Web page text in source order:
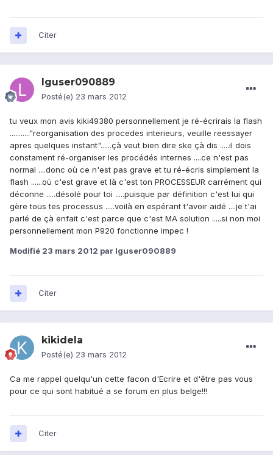
Citer
lguser090889
Posté(e) 23 mars 2012
tu veux mon avis kiki49380 personnellement je ré-écrirais la flash
..........."reorganisation des procedes interieurs, veuille reessayer
apres quelques instant"......çà veut bien dire ske çà dis .....il dois
constament ré-organiser les procédés internes ....ce n'est pas
normal ....donc où ce n'est pas grave et tu ré-écris simplement la
flash ......où c'est grave et là c'est ton PROCESSEUR carrément qui
déconne .....désolé pour toi .....puisque par définition c'est lui qui
gère tous tes processus .....voilà en espérant t'avoir aidé ....je t'ai
parlé de çà enfait c'est parce que c'est MA solution .....si non moi
personnellement mon P920 fonctionne impec !
Modifié 23 mars 2012 par lguser090889
Citer
kikidela
Posté(e) 23 mars 2012
Ca me rappel quelqu'un cette facon d'Ecrire et d'être pas vous
pour ce qui sont habitué a se forum en plus belge!!!
Citer